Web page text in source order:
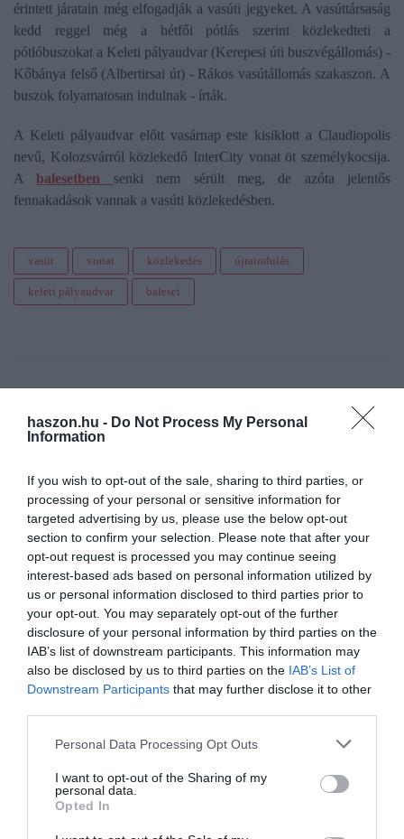
haszon.hu - Do Not Process My Personal
Information
If you wish to opt-out of the sale, sharing to third parties, or
processing of your personal or sensitive information for
targeted advertising by us, please use the below opt-out
section to confirm your selection. Please note that after your
opt-out request is processed you may continue seeing
interest-based ads based on personal information utilized by
us or personal information disclosed to third parties prior to
your opt-out. You may separately opt-out of the further
disclosure of your personal information by third parties on the
IAB’s list of downstream participants. This information may
also be disclosed by us to third parties on the IAB’s List of
Downstream Participants that may further disclose it to other
Please note that this website/app uses one or more Google
not limited to your visit or usage behaviour. You may click to
grant or deny consent to Google and its third-party tags to
use your data for below specified purposes in below Google
consent section.
Personal Data Processing Opt Outs
I want to opt-out of the Sharing of my
personal data.
Opted In
érintett járatain még elfogadják a vasúti jegyeket. A vasúttársaság
kedd reggel még a hétfői pótlás szerint közlekedteti a
pótlóbuszokat a Keleti pályaudvar (Kerepesi úti buszvégállomás) -
Kőbánya felső (Albertirsai út) - Rákos vasútállomás szakaszon. A
buszok folyamatosan indulnak - írták.
A Keleti pályaudvar előtt vasárnap este kisiklott a Claudiopolis
nevű, Kolozsvárról közlekedő InterCity vonat öt személykocsija.
Abalesetben senki nem sérült meg, de azóta jelentős
fennakadások vannak a vasúti közlekedésben.
vasút vonat közlekedés újraindulás
keleti pályaudvar baleset